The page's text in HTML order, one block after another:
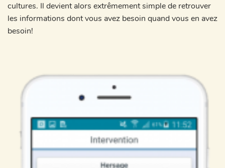
cultures. Il devient alors extrêmement simple de retrouver
les informations dont vous avez besoin quand vous en avez
besoin!